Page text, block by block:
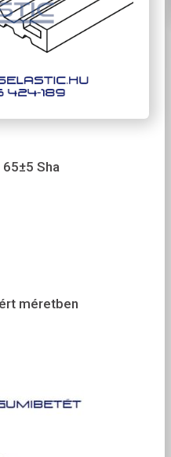
65±5 Sha
méretben